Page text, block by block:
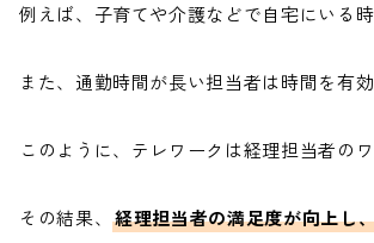
例えば、子育てや介護などで自宅にいる
また、通勤時間が長い担当者は時間を有
このように、テレワークは経理担当者の
その結果、経理担当者の満足度が向上し